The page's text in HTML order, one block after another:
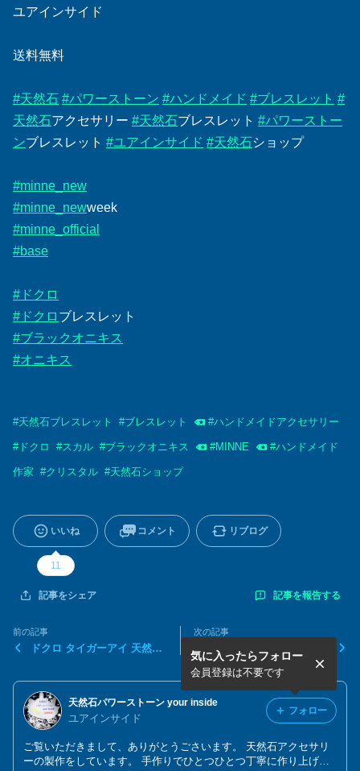
ユアインサイド
送料無料
#天然石 #パワーストーン #ハンドメイド #ブレスレット #
天然石アクセサリー #天然石ブレスレット #パワーストー
ンブレスレット #ユアインサイド #天然石ショップ
#minne_new
#minne_newweek
#minne_official
#base
#ドクロ
#ドクロ ブレスレット
#ブラックオニキス
#オニキス
#天然石ブレスレット #ブレスレット #ハンドメイドアクセサリー
#ドクロ #スカル #ブラックオニキス #MINNE #ハンドメイド
作家 #クリスタル #天然石ショップ
いいね
11
コメント リブログ
記事をシェア 記事を報告する
前の記事
ドクロ タイガーアイ 天然石
次の記事
百合の紋章 銀彫り オニキス
天然石ブレスレット天然石ブ
レスレットパワーストーン...
天然石パワーストーン your inside
ユアインサイド
ご覧いただきまして、ありがとうごさいます。 天然石アクセサリ
ーの製作をしています。 手作りでひとつひとつ丁寧に作り上げて
気に入ったらフォロー
会員登録は不要です
フォロー